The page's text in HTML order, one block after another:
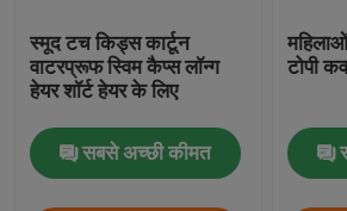
स्मूद टच किड्स कार्टून
वाटरप्रूफ स्विम कैप्स लॉन्ग
हेयर शॉर्ट हेयर के लिए
सबसे अच्छी कीमत
टोपी